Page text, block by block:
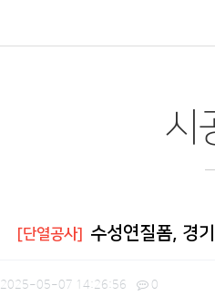
시
[단열공사] 수성연질폼, 경
2025-05-07 14:26:56 0